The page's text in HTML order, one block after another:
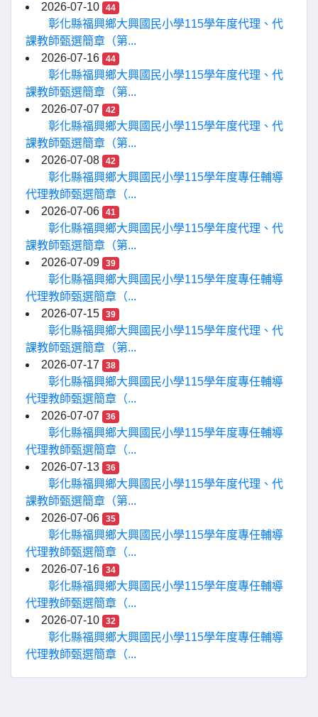
2026-07-10
44
彰化縣福興鄉大興國民小學115學年度代理、代
課教師甄選簡章（第...
2026-07-16
44
彰化縣福興鄉大興國民小學115學年度代理、代
課教師甄選簡章（第...
2026-07-07
42
彰化縣福興鄉大興國民小學115學年度代理、代
課教師甄選簡章（第...
2026-07-08
42
彰化縣福興鄉大興國民小學115學年度專任輔導
代理教師甄選簡章（...
2026-07-06
41
彰化縣福興鄉大興國民小學115學年度代理、代
課教師甄選簡章（第...
2026-07-09
39
彰化縣福興鄉大興國民小學115學年度專任輔導
代理教師甄選簡章（...
2026-07-15
39
彰化縣福興鄉大興國民小學115學年度代理、代
課教師甄選簡章（第...
2026-07-17
38
彰化縣福興鄉大興國民小學115學年度專任輔導
代理教師甄選簡章（...
2026-07-07
36
彰化縣福興鄉大興國民小學115學年度專任輔導
代理教師甄選簡章（...
2026-07-13
36
彰化縣福興鄉大興國民小學115學年度代理、代
課教師甄選簡章（第...
2026-07-06
35
彰化縣福興鄉大興國民小學115學年度專任輔導
代理教師甄選簡章（...
2026-07-16
34
彰化縣福興鄉大興國民小學115學年度專任輔導
代理教師甄選簡章（...
2026-07-10
32
彰化縣福興鄉大興國民小學115學年度專任輔導
代理教師甄選簡章（...